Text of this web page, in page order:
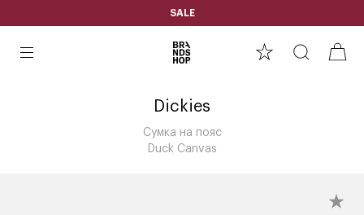
SALE
Dickies
Сумка на пояс
Duck Canvas